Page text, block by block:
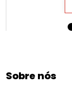
Sobre nós